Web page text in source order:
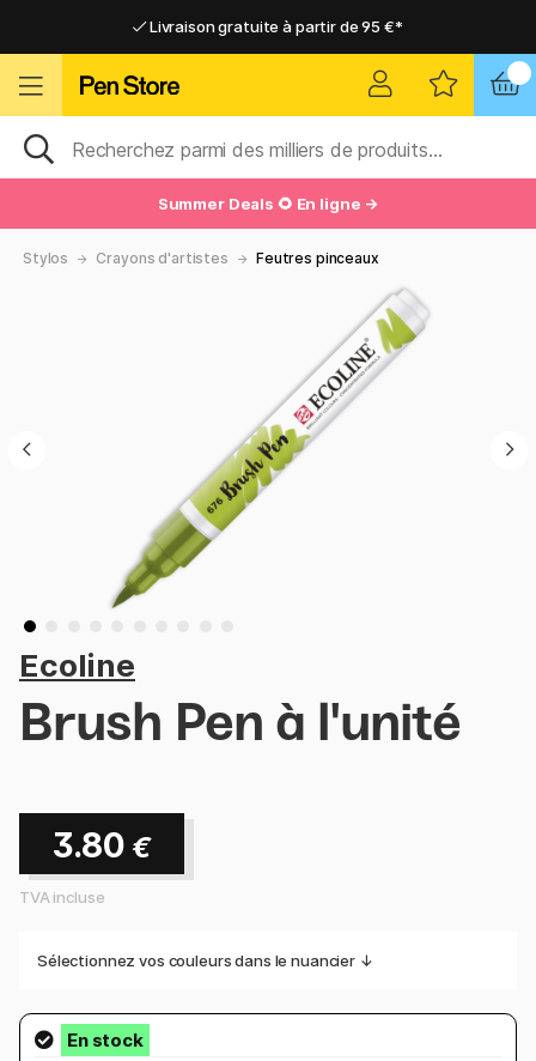
Livraison gratuite à partir de 95 €*
Livraison domicile ou point relais
Livraison gratuite à partir de 95 €*
Livraison domicile ou point relais
Summer Deals 🌻 En ligne →
Stylos Crayons d'artistes Feutres pinceaux
Ecoline
Brush Pen à l'unité
3.80 €
TVA incluse
Sélectionnez vos couleurs dans le nuancier ↓